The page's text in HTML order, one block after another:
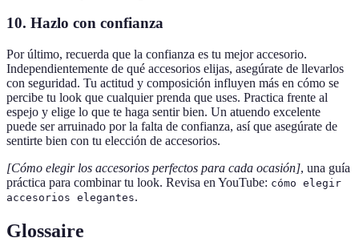
10. Hazlo con confianza
Por último, recuerda que la confianza es tu mejor accesorio.
Independientemente de qué accesorios elijas, asegúrate de llevarlos
con seguridad. Tu actitud y composición influyen más en cómo se
percibe tu look que cualquier prenda que uses. Practica frente al
espejo y elige lo que te haga sentir bien. Un atuendo excelente
puede ser arruinado por la falta de confianza, así que asegúrate de
sentirte bien con tu elección de accesorios.
[Cómo elegir los accesorios perfectos para cada ocasión], una guía
práctica para combinar tu look. Revisa en YouTube: cómo elegir
accesorios elegantes.
Glossaire